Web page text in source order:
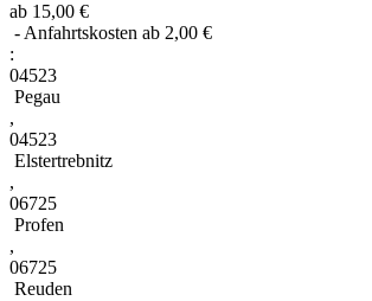
ab 15,00 €
- Anfahrtskosten ab 2,00 €
:
04523
Pegau
,
04523
Elstertrebnitz
,
06725
Profen
,
06725
Reuden